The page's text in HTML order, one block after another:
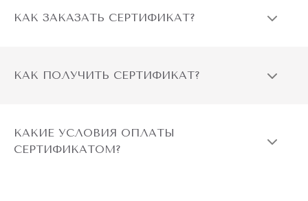
КАК ЗАКАЗАТЬ СЕРТИФИКАТ?
КАК ПОЛУЧИТЬ СЕРТИФИКАТ?
КАКИЕ УСЛОВИЯ ОПЛАТЫ
СЕРТИФИКАТОМ?